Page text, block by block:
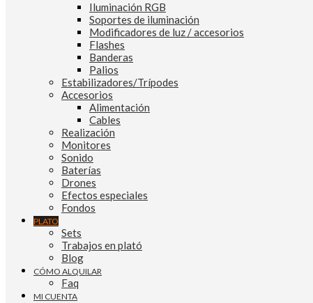
Iluminación RGB
Soportes de iluminación
Modificadores de luz / accesorios
Flashes
Banderas
Palios
Estabilizadores/Trípodes
Accesorios
Alimentación
Cables
Realización
Monitores
Sonido
Baterías
Drones
Efectos especiales
Fondos
PLATO
Sets
Trabajos en plató
Blog
CÓMO ALQUILAR
Faq
MI CUENTA